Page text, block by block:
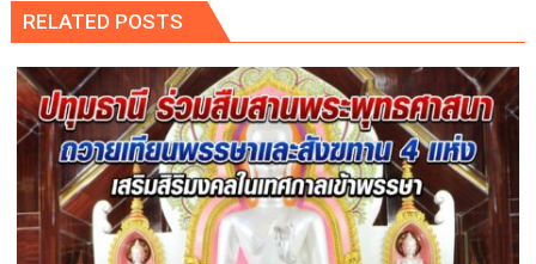
RELATED POSTS